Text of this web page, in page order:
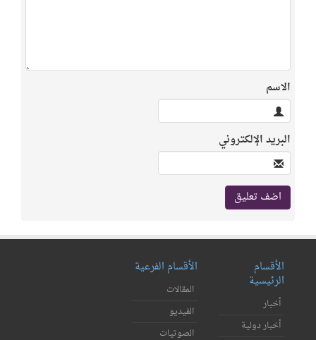
الاسم
البريد الإلكتروني
الأقسام
الرئيسية
أخبار
أخبار دولية
الأقسام الفرعية
المقالات
الفيديو
الصوتيات